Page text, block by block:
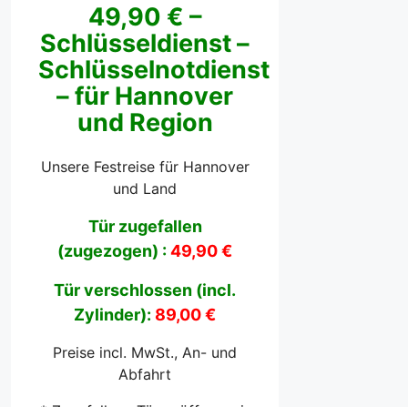
49,90 € –
Schlüsseldienst –
Schlüsselnotdienst
– für Hannover
und Region
Unsere Festreise für Hannover
und Land
Tür zugefallen
(zugezogen) :49,90 €
Tür verschlossen (incl.
Zylinder): 89,00 €
Preise incl. MwSt., An- und
Abfahrt